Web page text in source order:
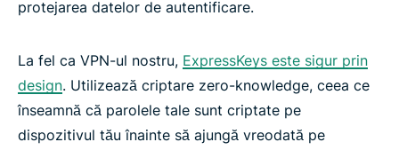
protejarea datelor de autentificare.
La fel ca VPN-ul nostru, ExpressKeys este sigur prin
design. Utilizează criptare zero-knowledge, ceea ce
înseamnă că parolele tale sunt criptate pe
dispozitivul tău înainte să ajungă vreodată pe